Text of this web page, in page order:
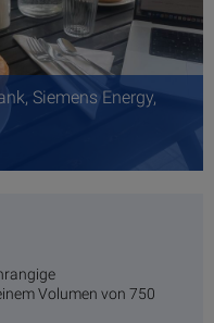
Siemens Energy,
Volumen von 750